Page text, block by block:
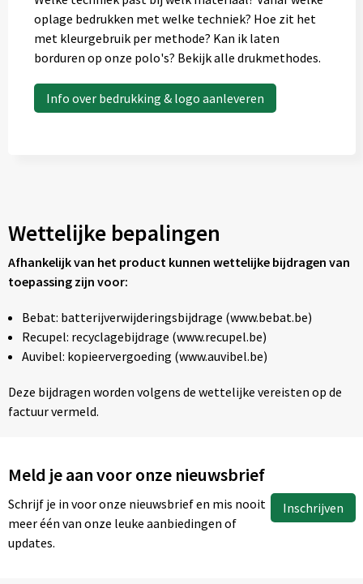
oplage bedrukken met welke techniek? Hoe zit het
met kleurgebruik per methode? Kan ik laten
borduren op onze polo's? Bekijk alle drukmethodes.
Info over bedrukking & logo aanleveren
Wettelijke bepalingen
Afhankelijk van het product kunnen wettelijke bijdragen van
toepassing zijn voor:
Bebat: batterijverwijderingsbijdrage (www.bebat.be)
Recupel: recyclagebijdrage (www.recupel.be)
Auvibel: kopieervergoeding (www.auvibel.be)
Deze bijdragen worden volgens de wettelijke vereisten op de
factuur vermeld.
Meld je aan voor onze nieuwsbrief
Schrijf je in voor onze nieuwsbrief en mis nooit
meer één van onze leuke aanbiedingen of
updates.
Inschrijven